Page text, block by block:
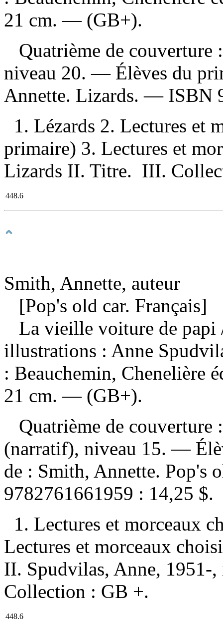
21 cm. — (GB+).
Quatrième de
niveau 20. — Élèves du
Annette. Lizards. — ISBN
1. Lézards 2. Lectures et
primaire) 3. Lectures et
Lizards II. Titre. III.
448.6
Smith, Annette, auteur
[Pop's old car. Français]
La vieille voiture de papi
illustrations : Anne
: Beauchemin, Chenelière
21 cm. — (GB+).
Quatrième de couverture
(narratif), niveau 15. —
de : Smith, Annette.
9782761661959 : 14,25 $.
1. Lectures et morceaux
Lectures et morceaux
II. Spudvilas, Anne,
Collection : GB +.
448.6